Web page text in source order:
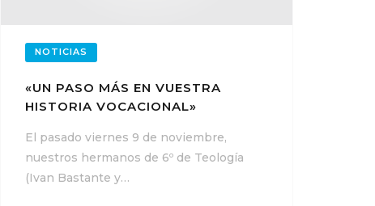
NOTICIAS
«UN PASO MÁS EN VUESTRA
HISTORIA VOCACIONAL»
El pasado viernes 9 de noviembre,
nuestros hermanos de 6º de Teología
(Ivan Bastante y…